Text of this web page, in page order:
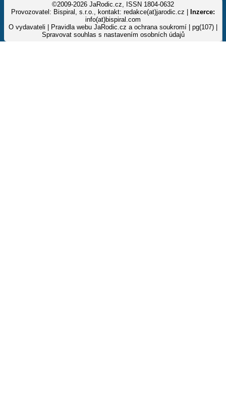
©2009-2026 JaRodic.cz, ISSN 1804-0632
Provozovatel: Bispiral, s.r.o., kontakt: redakce(at)jarodic.cz |
Inzerce:
info(at)bispiral.com
O vydavateli
Pravidla webu JaRodic.cz a ochrana soukromí | pg(107) |
Spravovat souhlas s nastavením osobních údajů